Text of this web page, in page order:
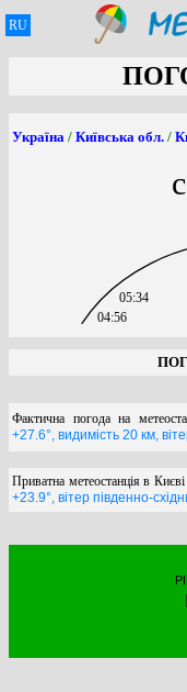
RU
Україна / Київська обл. /
04:56
05:34
Фактична погода на
+27.6°, видимість 20 км,
Приватна метеостанція в
+23.9°, вітер південно-